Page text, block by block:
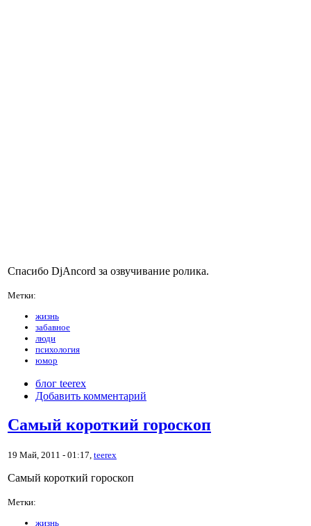
Спасибо DjAncord за озвучивание ролика.
Метки:
жизнь
забавное
люди
психология
юмор
блог teerex
Добавить комментарий
Самый короткий гороскоп
19 Май, 2011 - 01:17, teerex
Самый короткий гороскоп
Метки:
жизнь